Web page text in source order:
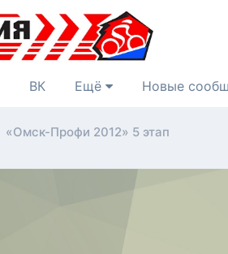
ВК Ещё Новые
«Омск-Профи 2012» 5 этап